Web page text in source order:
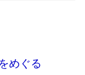
めぐる